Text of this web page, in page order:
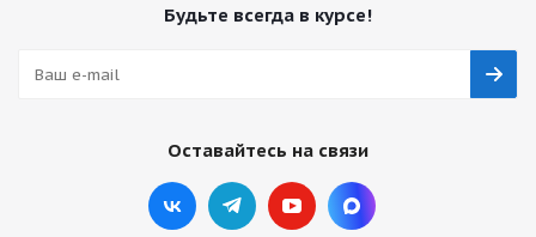
Будьте всегда в курсе!
Оставайтесь на связи